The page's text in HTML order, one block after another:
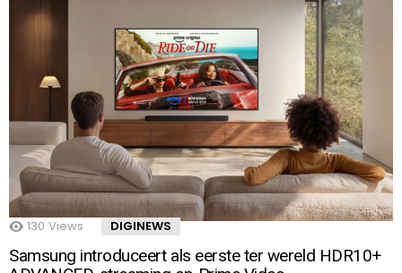
130 Views DIGINEWS
Samsung introduceert als eerste ter wereld HDR10+